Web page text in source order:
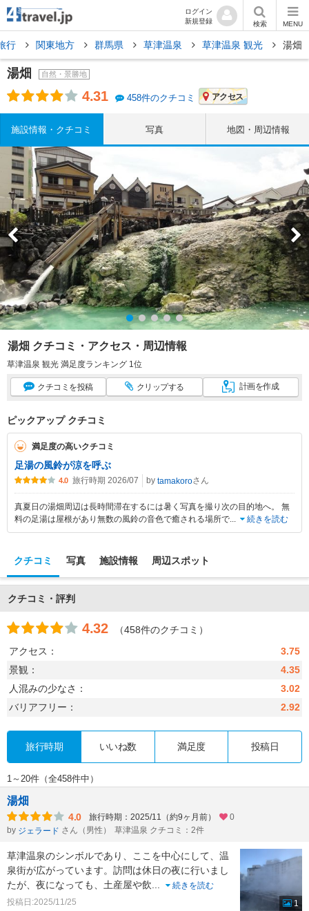
ログイン
新規登録
検索 MENU
行 関東地方 群馬県 草津温泉 草津温泉 観光 湯畑
湯畑 自然・景勝地
4.31 458件のクチコミ アクセス
施設情報・クチコミ 写真 地図・周辺情報
湯畑 クチコミ・アクセス・周辺情報
草津温泉 観光 満足度ランキング 1位
クチコミ を投稿 クリップする 計画を作成
ピックアップ クチコミ
満足度の高いクチコミ
足湯の風鈴が涼を呼ぶ
4.0 旅行時期 2026/07 by tamakoroさん
真夏日の湯畑周辺は長時間滞在するには暑く写真を撮り次の目的地へ。 無
料の足湯は屋根があり無数の風鈴の音色で癒される場所で... 続きを読む
クチコミ 写真 施設情報 周辺スポット
クチコミ・評判
4.32
（458件のクチコミ）
アクセス：
3.75
景観：
4.35
人混みの少なさ：
3.02
バリアフリー：
2.92
旅行時期 いいね数 満足度 投稿日
1～20件（全458件中）
湯畑
4.0 旅行時期：2025/11（約9ヶ月前）
0
by ジェラード さん（男性） 草津温泉 クチコミ：2件
草津温泉のシンボルであり、ここを中心にして、温
泉街が広がっています。訪問は休日の夜に行いまし
たが、夜になっても、土産屋や飲
続きを読む
投稿日:2025/11/25
1